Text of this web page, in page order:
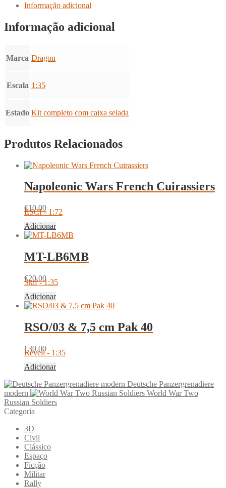
Informação adicional
Informação adicional
Marca Dragon
Escala 1:35
Estado Kit completo com caixa selada
Produtos Relacionados
Napoleonic Wars French Cuirassiers
€10.00
ESCI - 1:72
Adicionar
MT-LB6MB
€20.00
Skif - 1:35
Adicionar
RSO/03 & 7,5 cm Pak 40
€30.00
Revell - 1:35
Adicionar
Deutsche Panzergrenadiere
modern
World War Two
Russian Soldiers
Categoria
3D
Civil
Clássico
Espaço
Ficção
Militar
Rally